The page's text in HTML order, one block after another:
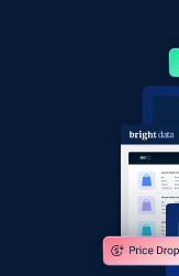
price,
Amazon
products by